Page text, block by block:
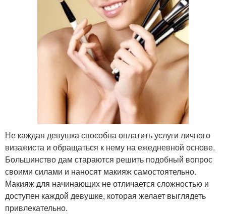
Не каждая девушка способна оплатить услуги личного
визажиста и обращаться к нему на ежедневной основе.
Большинство дам стараются решить подобный вопрос
своими силами и наносят макияж самостоятельно.
Макияж для начинающих не отличается сложностью и
доступен каждой девушке, которая желает выглядеть
привлекательно.